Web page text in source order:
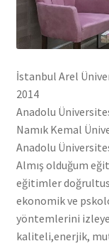
İstanbul Arel
2014
Anadolu
Namık Kemal
Anadolu
Almış olduğum
eğitimler
ekonomik ve
yöntemlerini
kaliteli,enerjik,